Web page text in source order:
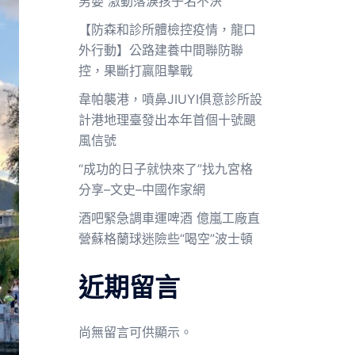
【防森和診所體檢控疫情，龍口
外行動】公路建養中間聯防聯
控，果斷打贏阻擊戰
韋帕襲港，噴鼻JIUYI俱意診所設
計港地理臺發出本年首個十號颶
風信號
“成功的日子就快來了”找九宮格
分享–文史–中國作家網
酒吧緊急調車運啤酒 億嵐工廠直
營蘇格蘭球迷險些“喝空”波士頓
近期留言
尚無留言可供顯示。